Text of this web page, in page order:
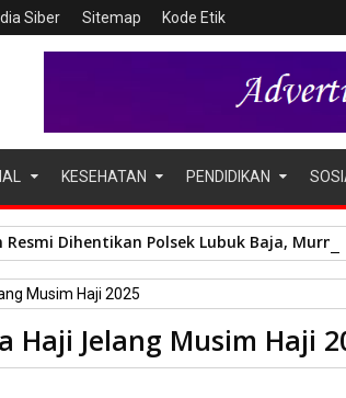
Siber Sitemap Kode Etik
KESEHATAN PENDIDIKAN
Dihentikan Polsek Lubuk Baja, Murni
Musim Haji 2025
Haji Jelang Musim Haji